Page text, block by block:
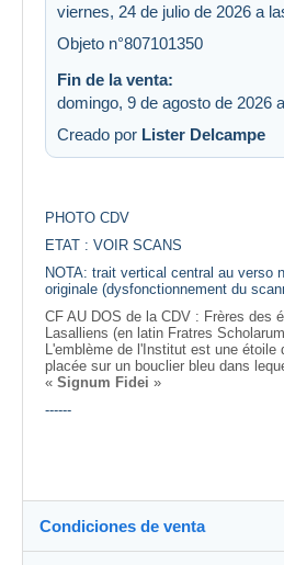
viernes, 24 de julio de 2026 a
Objeto n°807101350
Fin de la venta:
domingo, 9 de agosto de 2026
Creado por Lister Delcampe
PHOTO CDV
ETAT : VOIR SCANS
NOTA: trait vertical central au verso
originale (dysfonctionnement du
CF AU DOS de la CDV : Frères des
Lasalliens (en latin Fratres
L'emblème de l'Institut est une étoile
placée sur un bouclier bleu dans
« Signum Fidei »
------
Condiciones de venta